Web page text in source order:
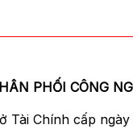
PHỐI CÔNG
Tài Chính cấp